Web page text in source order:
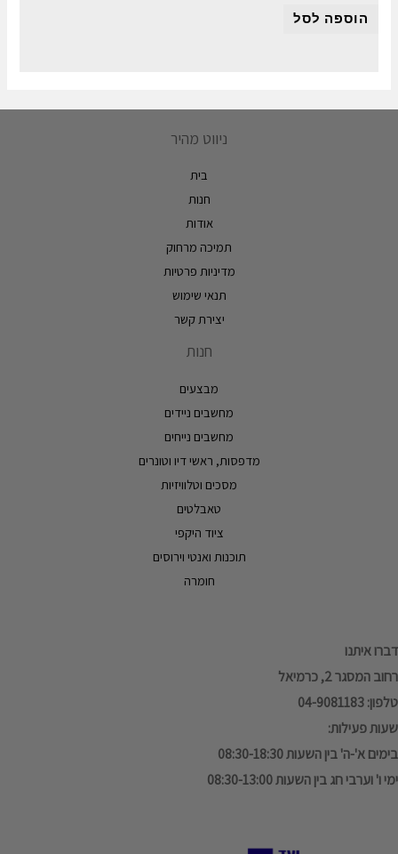
הוספה לסל
ניווט מהיר
בית
חנות
אודות
תמיכה מרחוק
מדיניות פרטיות
תנאי שימוש
יצירת קשר
חנות
מבצעים
מחשבים ניידים
מחשבים נייחים
מדפסות, ראשי דיו וטונרים
מסכים וטלוויזיות
טאבלטים
ציוד היקפי
תוכנות ואנטי וירוסים
חומרה
דברו איתנו
רחוב המסגר 2, כרמיאל
טלפון: 04-9081183
שעות פעילות:
בימים א'-ה' בין השעות 08:30-18:30
ימי ו' וערבי חג בין השעות 08:30-13:00